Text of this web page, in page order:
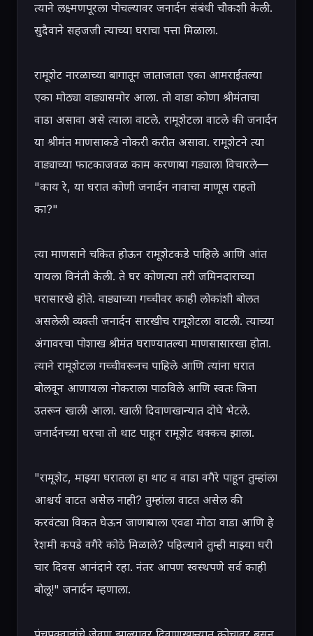
त्याने लक्ष्मणपूरला पोचल्यावर जनार्दन संबंधी चौकशी केली.
सुदैवाने सहजजी त्याच्या घराचा पत्ता मिळाला.
रामूशेट नारळाच्या बागातून जाताजाता एका आमराईतल्या
एका मोठ्या वाड्यासमोर आला. तो वाडा कोणा श्रीमंताचा
वाडा असावा असे त्याला वाटले. रामूशेटला वाटले की जनार्दन
या श्रीमंत माणसाकडे नोकरी करीत असावा. रामूशेटने त्या
वाड्याच्या फाटकाजवळ काम करणाऱ्या गड्याला विचारले—
"काय रे, या घरात कोणी जनार्दन नावाचा माणूस राहतो
का?"
त्या माणसाने चकित होऊन रामूशेटकडे पाहिले आणि आंत
यायला विनंती केली. ते घर कोणत्या तरी जमिनदाराच्या
घरासारखे होते. वाड्याच्या गच्चीवर काही लोकांशी बोलत
असलेली व्यक्ती जनार्दन सारखीच रामूशेटला वाटली. त्याच्या
अंगावरचा पोशाख श्रीमंत घराण्यातल्या माणसासारखा होता.
त्याने रामूशेटला गच्चीवरूनच पाहिले आणि त्यांना घरात
बोलवून आणायला नोकराला पाठविले आणि स्वतः जिना
उतरून खाली आला. खाली दिवाणखान्यात दोघे भेटले.
जनार्दनच्या घरचा तो थाट पाहून रामूशेट थक्कच झाला.
"रामूशेट, माझ्या घरातला हा थाट व वाडा वगैरे पाहून तुम्हांला
आश्चर्य वाटत असेल नाही? तुम्हांला वाटत असेल की
करवंट्या विकत घेऊन जाणाऱ्याला एवढा मोठा वाडा आणि हे
रेशमी कपडे वगैरे कोठे मिळाले? पहिल्याने तुम्ही माझ्या घरी
चार दिवस आनंदाने रहा. नंतर आपण स्वस्थपणे सर्व काही
बोलू!" जनार्दन म्हणाला.